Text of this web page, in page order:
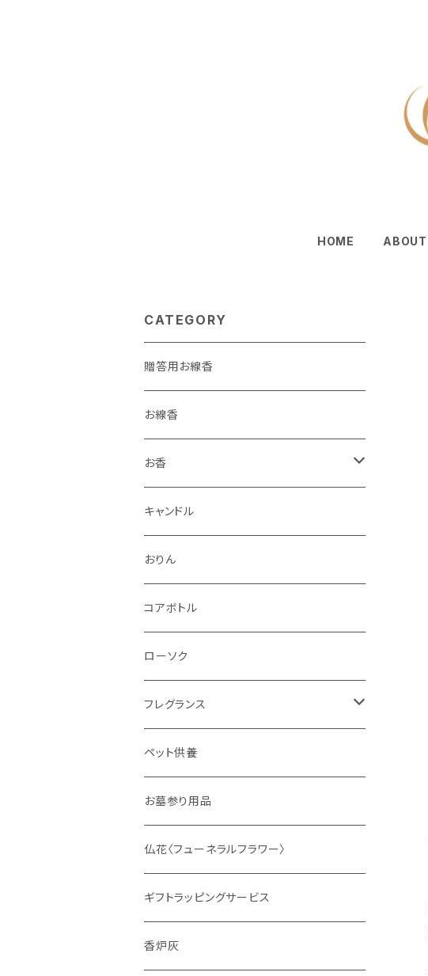
HOME ABOUT
CATEGORY
贈答用お線香
お線香
お香
香立・香皿
キャンドル
おりん
コアボトル
ローソク
フレグランス
ディフューザー
サシェ
ペット供養
お墓参り用品
仏花〈フューネラルフラワー〉
ギフトラッピングサービス
香炉灰